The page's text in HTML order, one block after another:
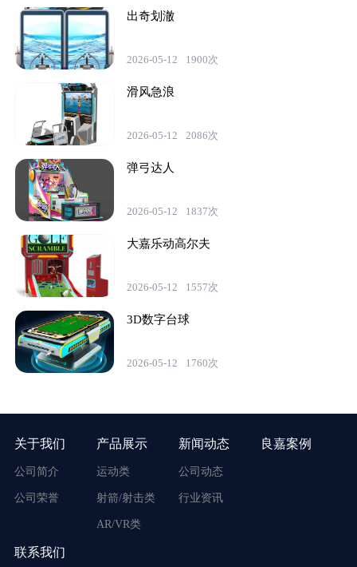
出奇划澈
2026-05-12 1900次
滑风急浪
2026-05-12 2086次
弹弓达人
2026-05-12 1837次
大嘉乐动高尔夫
2026-05-12 1557次
3D数字台球
2026-05-12 1760次
关于我们
公司简介
公司荣誉
产品展示
运动类
射箭/射击类
AR/VR类
新闻动态
公司动态
行业资讯
良嘉案例
联系我们